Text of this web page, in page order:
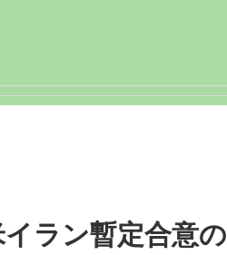
イラン暫定合意の